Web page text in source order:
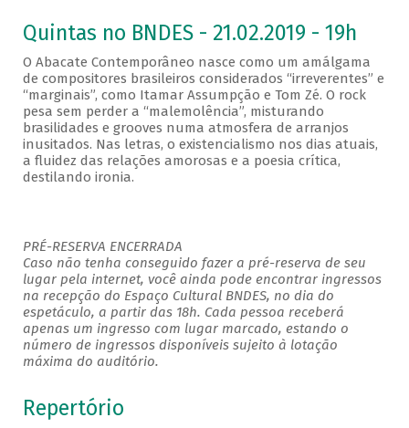
Quintas no BNDES - 21.02.2019 - 19h
O Abacate Contemporâneo nasce como um amálgama
de compositores brasileiros considerados “irreverentes” e
“marginais”, como Itamar Assumpção e Tom Zé. O rock
pesa sem perder a “malemolência”, misturando
brasilidades e grooves numa atmosfera de arranjos
inusitados. Nas letras, o existencialismo nos dias atuais,
a fluidez das relações amorosas e a poesia crítica,
destilando ironia.
PRÉ-RESERVA ENCERRADA
Caso não tenha conseguido fazer a pré-reserva de seu
lugar pela internet, você ainda pode encontrar ingressos
na recepção do Espaço Cultural BNDES, no dia do
espetáculo, a partir das 18h. Cada pessoa receberá
apenas um ingresso com lugar marcado, estando o
número de ingressos disponíveis sujeito à lotação
máxima do auditório.
Repertório